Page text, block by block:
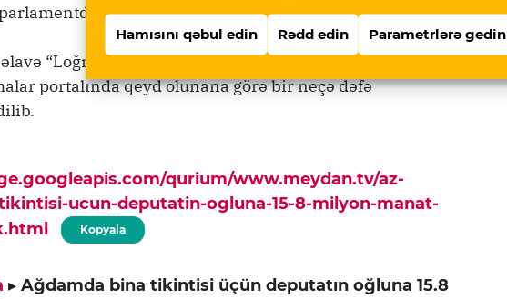
Hamısını qəbul edin Rədd edin Parametrlərə gedin
təmsil olunur.
“Loğman Farm” MMC adlı şirkətin də təsisçisidir.
portalında qeyd olunana görə bir neçə dəfə
qurium/www.meydan.tv/az-
ucun-deputatin-ogluna-15-8-milyon-manat-
Kopyala
▸ Ağdamda bina tikintisi üçün deputatın oğluna 15.8